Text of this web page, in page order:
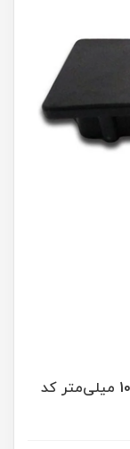
درپوش توکار پلاستیکی مستطیلی 40*100 میلی‌متر کد